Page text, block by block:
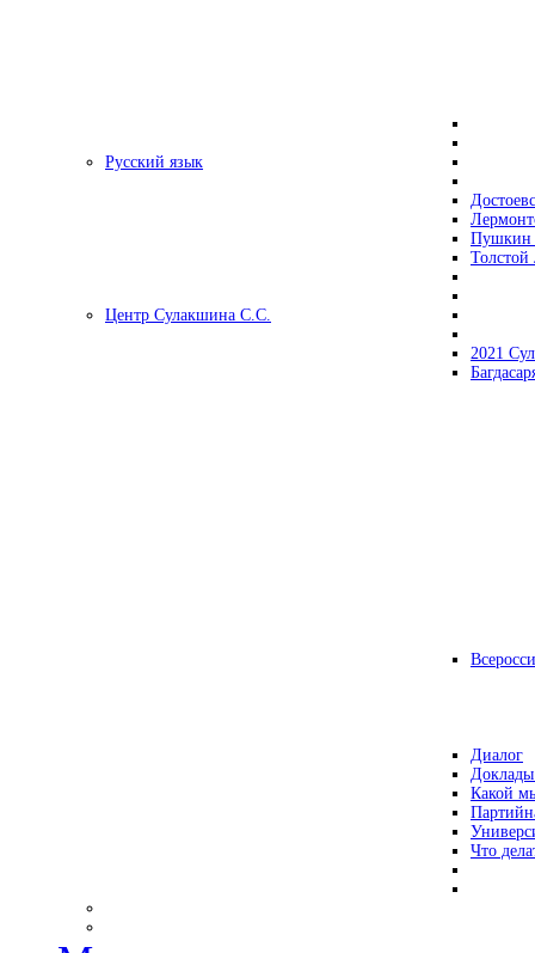
Русский язык
Центр Сулакшина С.С.
2021
Диалог
Какой
Что